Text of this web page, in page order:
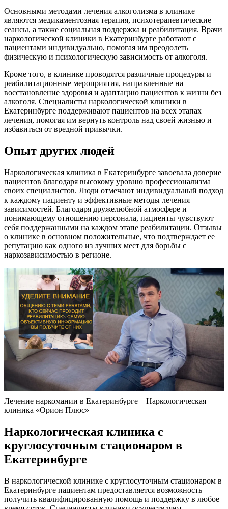
Основными методами лечения алкоголизма в клинике
являются медикаментозная терапия, психотерапевтические
сеансы, а также социальная поддержка и реабилитация. Врачи
наркологической клиники в Екатеринбурге работают с
пациентами индивидуально, помогая им преодолеть
физическую и психологическую зависимость от алкоголя.
Кроме того, в клинике проводятся различные процедуры и
реабилитационные мероприятия, направленные на
восстановление здоровья и адаптацию пациентов к жизни без
алкоголя. Специалисты наркологической клиники в
Екатеринбурге поддерживают пациентов на всех этапах
лечения, помогая им вернуть контроль над своей жизнью и
избавиться от вредной привычки.
Опыт других людей
Наркологическая клиника в Екатеринбурге завоевала доверие
пациентов благодаря высокому уровню профессионализма
своих специалистов. Люди отмечают индивидуальный подход
к каждому пациенту и эффективные методы лечения
зависимостей. Благодаря дружелюбной атмосфере и
понимающему отношению персонала, пациенты чувствуют
себя поддержанными на каждом этапе реабилитации. Отзывы
о клинике в основном положительные, что подтверждает ее
репутацию как одного из лучших мест для борьбы с
наркозависимостью в регионе.
Лечение наркомании в Екатеринбурге – Наркологическая
клиника «Орион Плюс»
Наркологическая клиника с
круглосуточным стационаром в
Екатеринбурге
В наркологической клинике с круглосуточным стационаром в
Екатеринбурге пациентам предоставляется возможность
получить квалифицированную помощь и поддержку в любое